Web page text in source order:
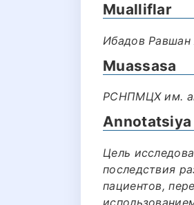
Mualliflar
Ибадов
Muassasa
РСНПМЦХ им.
Annotatsiya
Цель
последствия
пациентов,